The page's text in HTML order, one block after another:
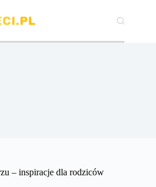
– inspiracje dla rodziców